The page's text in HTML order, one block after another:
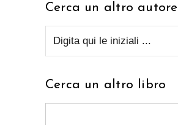
Cerca un altro autore
Cerca un altro libro